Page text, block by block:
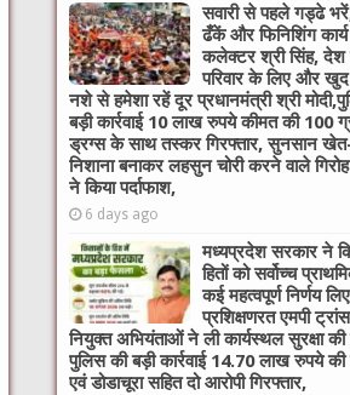
सवारी से पहले गड्ढे
ढँकें और फिनिशिंग
कलेक्टर श्री सिंह, देश
परिवार के लिए और
नशे से हमेशा रहें दूर प्रधानमंत्री श्री
बड़ी कार्रवाई 10 लाख रुपये कीमत की 100
ड्रग्स के साथ तस्कर गिरफ्तार, सुनसान
निशाना बनाकर लहसुन चोरी करने वाले
ने किया पर्दाफाश,
6 days ago
मध्यप्रदेश सरकार ने
हितों को सर्वोच्च
कई महत्वपूर्ण निर्णय
प्रशिक्षणरत एमपी
नियुक्त अभियंताओं ने ली कार्यस्थल सुरक्षा
पुलिस की बड़ी कार्रवाई 14.70 लाख रुपये की
एवं डोडाचूरा सहित दो आरोपी गिरफ्तार,